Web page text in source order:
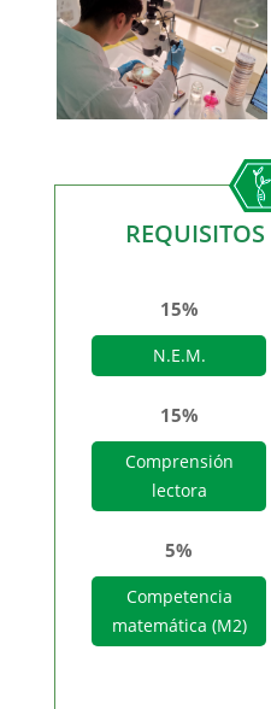
15%
N.E.M.
15%
Comprensión
lectora
5%
Competencia
matemática (M2)